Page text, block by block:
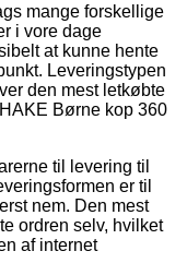
mange forskellige
i vore dage
at kunne hente
Leveringstypen
den mest letkøbte
Børne kop 360
til levering til
er til
nem. Den mest
ordren selv, hvilket
af internet